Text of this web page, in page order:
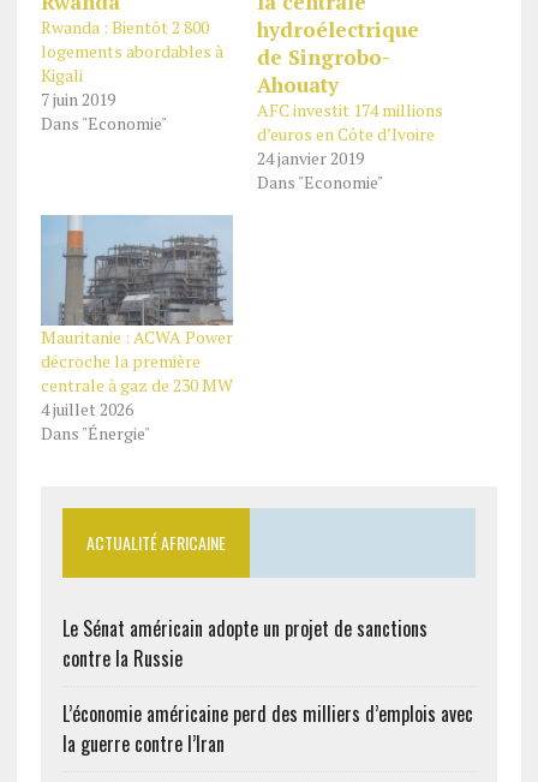
Rwanda : Bientôt 2 800
logements abordables à
Kigali
7 juin 2019
Dans "Economie"
AFC investit 174 millions
d’euros en Côte d’Ivoire
24 janvier 2019
Dans "Economie"
Mauritanie : ACWA Power
décroche la première
centrale à gaz de 230 MW
4 juillet 2026
Dans "Énergie"
ACTUALITÉ AFRICAINE
Le Sénat américain adopte un projet de sanctions
contre la Russie
L’économie américaine perd des milliers d’emplois avec
la guerre contre l’Iran